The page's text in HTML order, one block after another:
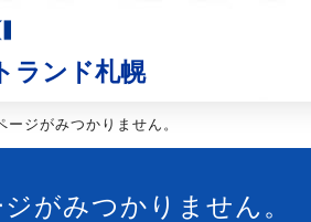
ランド札幌
ージがみつかりません。
がみつかりません。